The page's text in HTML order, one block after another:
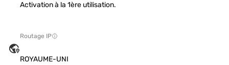
Activation à la 1ère utilisation.
Routage IP
ROYAUME-UNI